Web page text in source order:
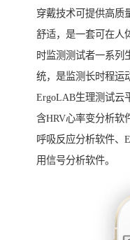
穿戴技术可提供高质
舒适，是一套可在人
时监测测试者一系列
统，是监测长时程运
ErgoLAB生理测试云
含HRV心率变分析软
呼吸反应分析软件、
用信号分析软件。